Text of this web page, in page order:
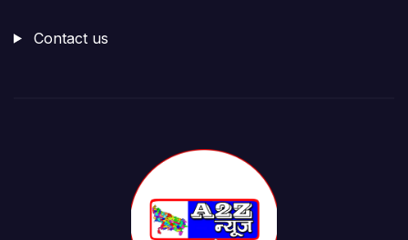
Contact us